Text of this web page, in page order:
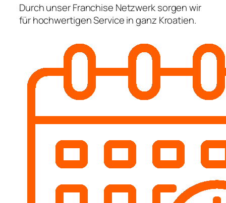
Durch unser Franchise Netzwerk sorgen wir
für hochwertigen Service in ganz Kroatien.